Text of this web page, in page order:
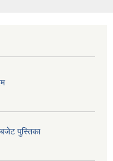
पुस्तिका